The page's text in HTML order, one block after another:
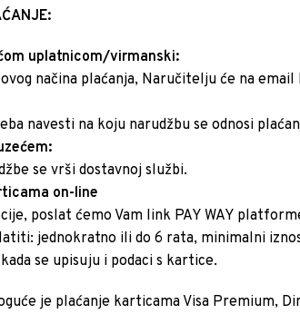
uplatnicom/virmanski:
načina plaćanja, Naručitelju će na
navesti na koju narudžbu se odnosi
se vrši dostavnoj službi.
on-line
poslat ćemo Vam link PAY WAY
jednokratno ili do 6 rata, minimalni
se upisuju i podaci s kartice.
je plaćanje karticama Visa Premium,